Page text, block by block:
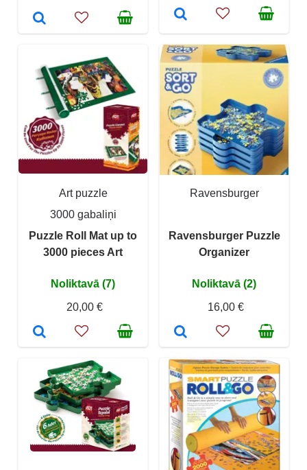
Art puzzle
3000 gabaliņi
Puzzle Roll Mat up to
3000 pieces Art
Noliktavā (7)
20,00 €
Ravensburger
Ravensburger Puzzle
Organizer
Noliktavā (2)
16,00 €